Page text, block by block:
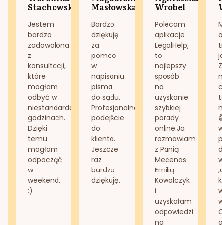
Stachowska
Jestem
bardzo
zadowolona
z
konsultacji,
które
mogłam
odbyć w
niestandardowych
godzinach.
Dzięki
temu
mogłam
odpocząć
w
weekend.
:)
Masłowska
Bardzo
dziękuję
za
pomoc
w
napisaniu
pisma
do sądu.
Profesjonalne
podejście
do
klienta.
Jeszcze
raz
bardzo
dziękuję.
Wrobel
Polecam
aplikacje
LegalHelp,
to
najlepszy
sposób
na
uzyskanie
szybkiej
porady
online.Ja
rozmawiam
z Panią
Mecenas
Emilią
Kowalczyk
i
uzyskałam
odpowiedzi
na